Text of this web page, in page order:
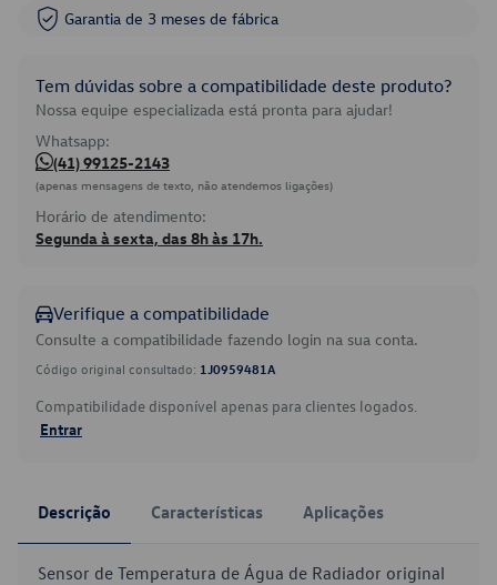
Garantia de 3 meses de fábrica
Tem dúvidas sobre a compatibilidade deste produto?
Nossa equipe especializada está pronta para ajudar!
Whatsapp:
(41) 99125-2143
(apenas mensagens de texto, não atendemos ligações)
Horário de atendimento:
Segunda à sexta, das 8h às 17h.
Verifique a compatibilidade
Consulte a compatibilidade fazendo login na sua conta.
Código original consultado: 1J0959481A
Compatibilidade disponível apenas para clientes logados.
Entrar
Descrição Características Aplicações
Sensor de Temperatura de Água de Radiador original